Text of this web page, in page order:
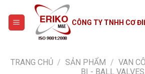
content
CÔNG TY TNHH CƠ
TRANG CHỦ / SẢN PHẨM / VAN
BI - BALL VALVES